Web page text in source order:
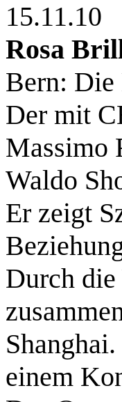
15.11.10
Rosa
Bern: Die
Der mit
Massimo
Waldo
Er zeigt
Durch die
einem